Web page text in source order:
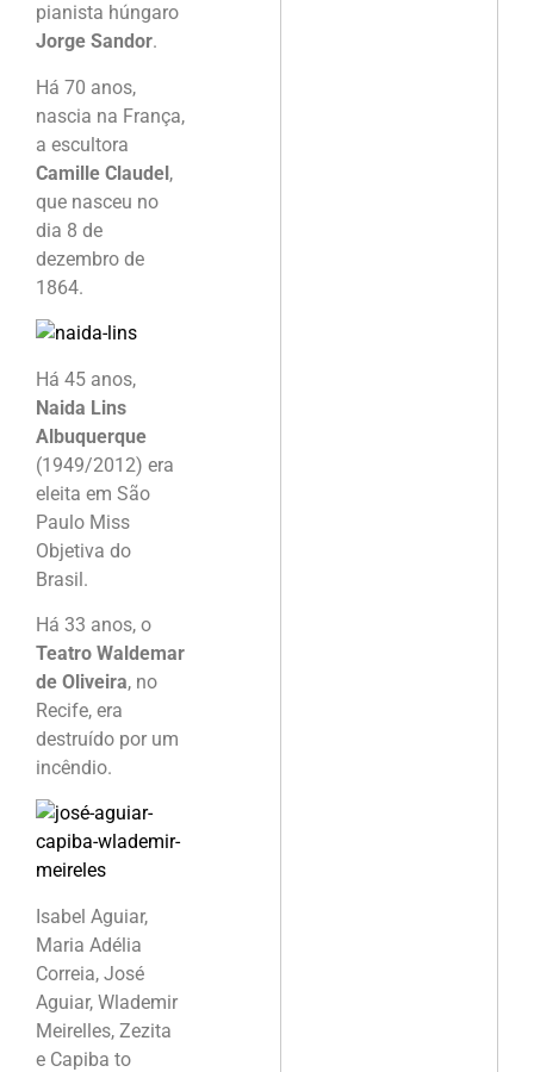
pianista húngaro
Jorge Sandor.
Há 70 anos,
nascia na França,
a escultora
Camille Claudel,
que nasceu no
dia 8 de
dezembro de
1864.
Há 45 anos,
Naida Lins
Albuquerque
(1949/2012) era
eleita em São
Paulo Miss
Objetiva do
Brasil.
Há 33 anos, o
Teatro Waldemar
de Oliveira, no
Recife, era
destruído por um
incêndio.
Isabel Aguiar,
Maria Adélia
Correia, José
Aguiar, Wlademir
Meirelles, Zezita
e Capiba to